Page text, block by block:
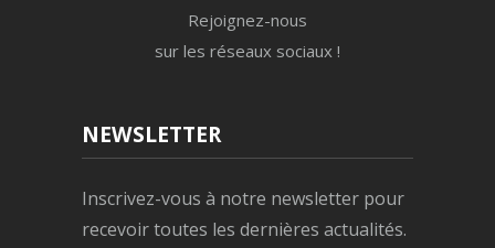
Rejoignez-nous
sur les réseaux sociaux !
NEWSLETTER
Inscrivez-vous à notre newsletter pour
recevoir toutes les dernières actualités.